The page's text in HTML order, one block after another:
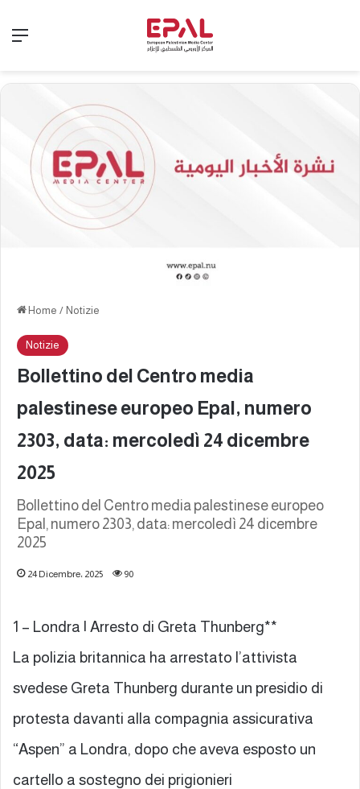
Home / Notizie
Notizie
Bollettino del Centro media
palestinese europeo Epal, numero
2303, data: mercoledì 24 dicembre
2025
Bollettino del Centro media palestinese europeo
Epal, numero 2303, data: mercoledì 24 dicembre
2025
24 Dicembre، 2025 90
1 – Londra | Arresto di Greta Thunberg**
La polizia britannica ha arrestato l’attivista
svedese Greta Thunberg durante un presidio di
protesta davanti alla compagnia assicurativa
“Aspen” a Londra, dopo che aveva esposto un
cartello a sostegno dei prigionieri